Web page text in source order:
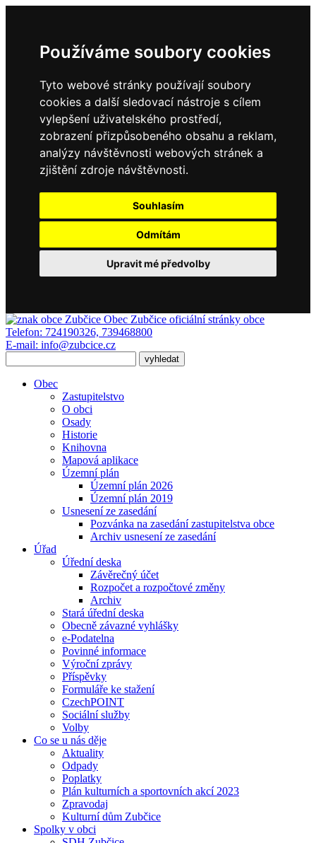
Používáme soubory cookies
Tyto webové stránky používají soubory
cookies a další sledovací nástroje s cílem
vylepšení uživatelského prostředí,
zobrazení přizpůsobeného obsahu a reklam,
analýzy návštěvnosti webových stránek a
zjištění zdroje návštěvnosti.
Souhlasím
Odmítám
Upravit mé předvolby
Obec Zubčice oficiální stránky obce
Telefon: 724190326, 739468800
E-mail: info@zubcice.cz
Obec
Zastupitelstvo
O obci
Osady
Historie
Knihovna
Mapová aplikace
Územní plán
Územní plán 2026
Územní plán 2019
Usnesení ze zasedání
Pozvánka na zasedání zastupitelstva obce
Archiv usnesení ze zasedání
Úřad
Úřední deska
Závěrečný účet
Rozpočet a rozpočtové změny
Archiv
Stará úřední deska
Obecně závazné vyhlášky
e-Podatelna
Povinné informace
Výroční zprávy
Příspěvky
Formuláře ke stažení
CzechPOINT
Sociální služby
Volby
Co se u nás děje
Aktuality
Odpady
Poplatky
Plán kulturních a sportovních akcí 2023
Zpravodaj
Kulturní dům Zubčice
Spolky v obci